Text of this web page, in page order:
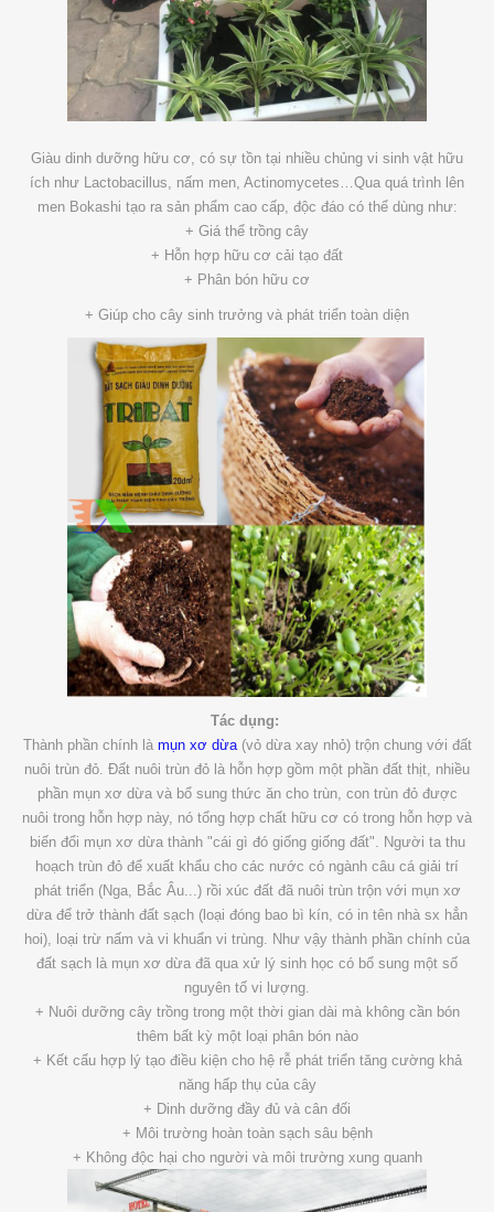
Giàu dinh dưỡng hữu cơ, có sự tồn tại nhiều chủng vi sinh vật hữu
ích như Lactobacillus, nấm men, Actinomycetes…Qua quá trình lên
men Bokashi tạo ra sản phẩm cao cấp, độc đáo có thể dùng như:
+ Giá thể trồng cây
+ Hỗn hợp hữu cơ cải tạo đất
+ Phân bón hữu cơ
+ Giúp cho cây sinh trưởng và phát triển toàn diện
Tác dụng:
Thành phần chính là mụn xơ dừa(vỏ dừa xay nhỏ) trộn chung với đất
nuôi trùn đỏ. Đất nuôi trùn đỏ là hỗn hợp gồm một phần đất thịt, nhiều
phần mụn xơ dừa và bổ sung thức ăn cho trùn, con trùn đỏ được
nuôi trong hỗn hợp này, nó tổng hợp chất hữu cơ có trong hỗn hợp và
biến đổi mụn xơ dừa thành "cái gì đó giống giống đất". Người ta thu
hoạch trùn đỏ để xuất khẩu cho các nước có ngành câu cá giải trí
phát triển (Nga, Bắc Âu...) rồi xúc đất đã nuôi trùn trộn với mụn xơ
dừa để trở thành đất sạch (loại đóng bao bì kín, có in tên nhà sx hẳn
hoi), loại trừ nấm và vi khuẩn vi trùng. Như vậy thành phần chính của
đất sạch là mụn xơ dừa đã qua xử lý sinh học có bổ sung một số
nguyên tố vi lượng.
+ Nuôi dưỡng cây trồng trong một thời gian dài mà không cần bón
thêm bất kỳ một loại phân bón nào
+ Kết cấu hợp lý tạo điều kiện cho hệ rễ phát triển tăng cường khả
năng hấp thụ của cây
+ Dinh dưỡng đầy đủ và cân đối
+ Môi trường hoàn toàn sạch sâu bệnh
+ Không độc hại cho người và môi trường xung quanh